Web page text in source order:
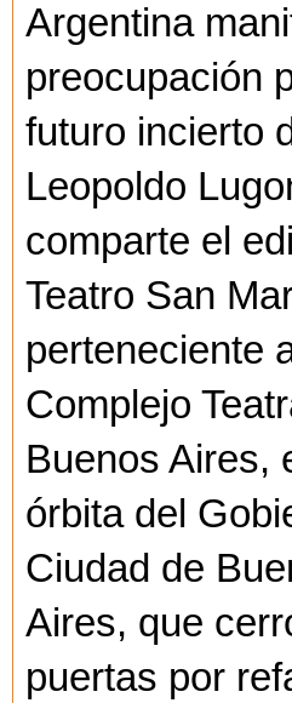
Argentina
preocupación
futuro incierto
Leopoldo
comparte el
Teatro San
perteneciente
Complejo
Buenos Aires,
órbita del
Ciudad de
Aires, que
puertas por